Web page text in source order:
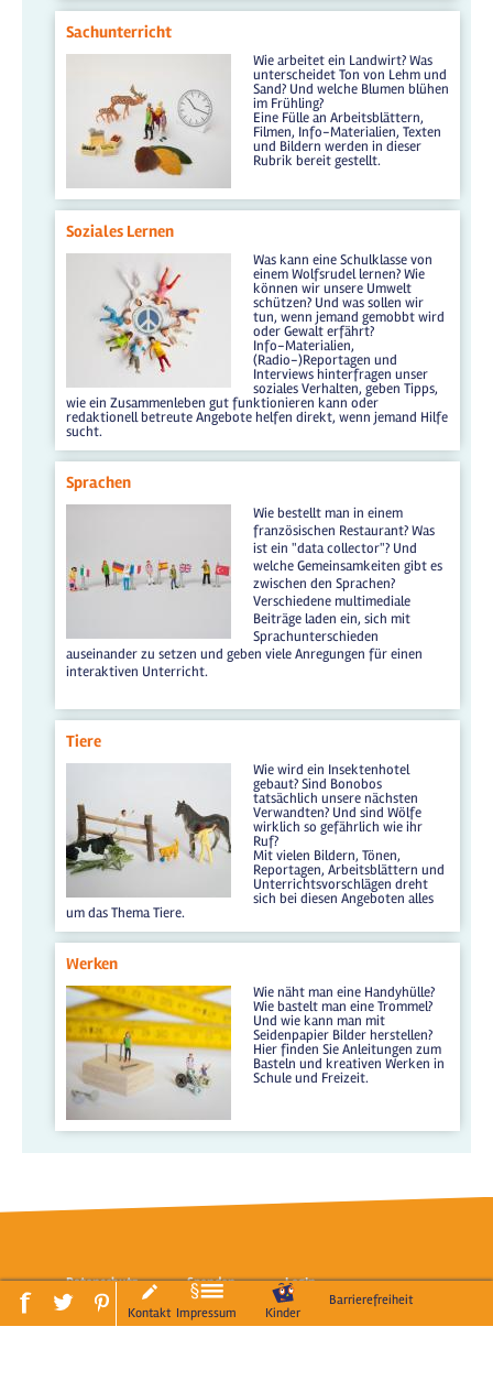
Sachunterricht
Wie arbeitet ein Landwirt? Was
unterscheidet Ton von Lehm und
Sand? Und welche Blumen blühen
im Frühling?
Eine Fülle an Arbeitsblättern,
Filmen, Info-Materialien, Texten
und Bildern werden in dieser
Rubrik bereit gestellt.
Soziales Lernen
Was kann eine Schulklasse von
einem Wolfsrudel lernen? Wie
können wir unsere Umwelt
schützen? Und was sollen wir
tun, wenn jemand gemobbt wird
oder Gewalt erfährt?
Info-Materialien,
(Radio-)Reportagen und
Interviews hinterfragen unser
soziales Verhalten, geben Tipps,
wie ein Zusammenleben gut funktionieren kann oder
redaktionell betreute Angebote helfen direkt, wenn jemand Hilfe
sucht.
Sprachen
Wie bestellt man in einem
französischen Restaurant? Was
ist ein "data collector"? Und
welche Gemeinsamkeiten gibt es
zwischen den Sprachen?
Verschiedene multimediale
Beiträge laden ein, sich mit
Sprachunterschieden
auseinander zu setzen und geben viele Anregungen für einen
interaktiven Unterricht.
Tiere
Wie wird ein Insektenhotel
gebaut? Sind Bonobos
tatsächlich unsere nächsten
Verwandten? Und sind Wölfe
wirklich so gefährlich wie ihr
Ruf?
Mit vielen Bildern, Tönen,
Reportagen, Arbeitsblättern und
Unterrichtsvorschlägen dreht
sich bei diesen Angeboten alles
um das Thema Tiere.
Werken
Wie näht man eine Handyhülle?
Wie bastelt man eine Trommel?
Und wie kann man mit
Seidenpapier Bilder herstellen?
Hier finden Sie Anleitungen zum
Basteln und kreativen Werken in
Schule und Freizeit.
Datenschutz Spenden LogIn
Kontakt Impressum Kinder
Barrierefreiheit